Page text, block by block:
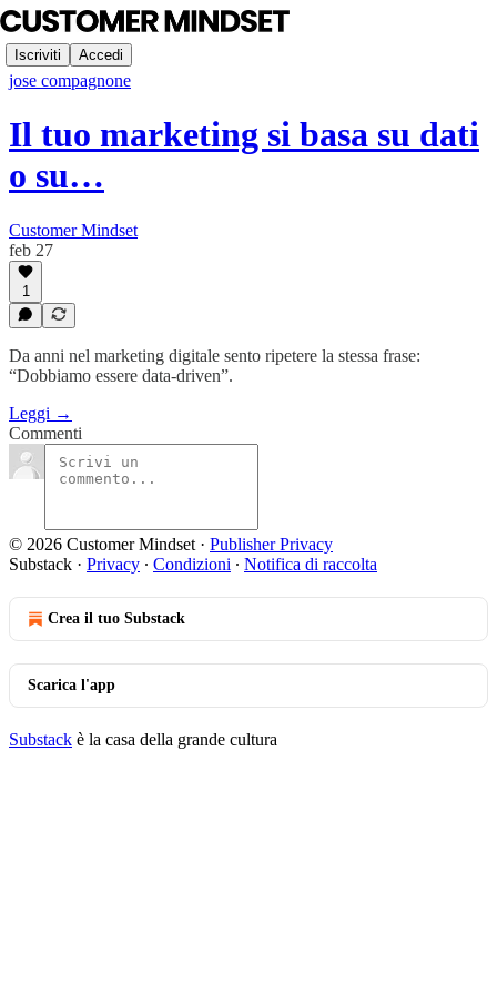
Iscriviti Accedi
jose compagnone
Il tuo marketing si basa su dati
o su…
Customer Mindset
feb 27
1
Da anni nel marketing digitale sento ripetere la stessa frase:
“Dobbiamo essere data-driven”.
Leggi →
Commenti
© 2026 Customer Mindset · Publisher Privacy
Substack · Privacy ∙ Condizioni ∙ Notifica di raccolta
Crea il tuo Substack
Scarica l'app
Substack è la casa della grande cultura